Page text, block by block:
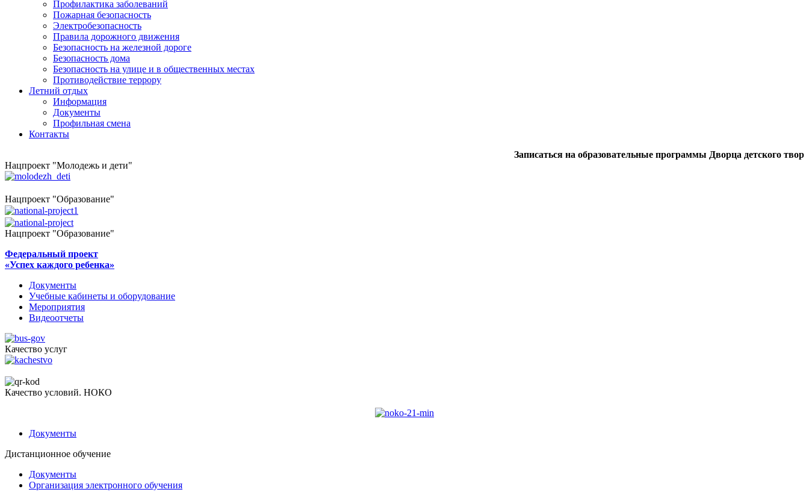
Профилактика заболеваний
Пожарная безопасность
Электробезопасность
Правила дорожного движения
Безопасность на железной дороге
Безопасность дома
Безопасность на улице и в общественных местах
Противодействие террору
Летний отдых
Информация
Документы
Профильная смена
Контакты
Записаться на образовательные программы Дворца детского
Нацпроект "Молодежь и дети"
Нацпроект "Образование"
Нацпроект "Образование"
Федеральный проект
«Успех каждого ребенка»
Документы
Учебные кабинеты и оборудование
Мероприятия
Видеоотчеты
Качество услуг
Качество условий. НОКО
Документы
Дистанционное обучение
Документы
Организация электронного обучения